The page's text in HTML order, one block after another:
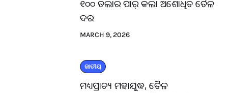
୧୦୦ ଡଲାର ପାର୍ କଲା ଅଶୋଧିତ ତୈଳ
ଦର
MARCH 9, 2026
ଜାତୀୟ
ମଧ୍ୟପ୍ରାଚ୍ୟ ମହାଯୁଦ୍ଧ, ତୈଳ